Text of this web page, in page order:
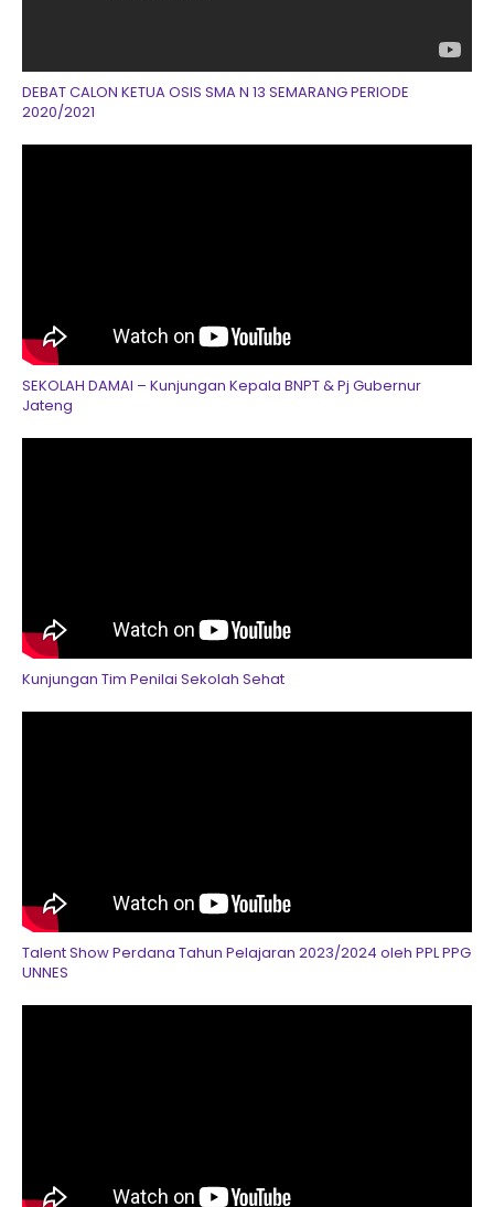
DEBAT CALON KETUA OSIS SMA N 13 SEMARANG PERIODE
2020/2021
SEKOLAH DAMAI – Kunjungan Kepala BNPT & Pj Gubernur
Jateng
Kunjungan Tim Penilai Sekolah Sehat
Talent Show Perdana Tahun Pelajaran 2023/2024 oleh PPL PPG
UNNES